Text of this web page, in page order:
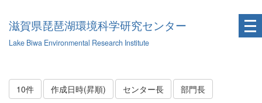
滋賀県琵琶湖環境科学研究センター
Lake Biwa Environmental Research Institute
10件 作成日時(昇順) センター長 部門長